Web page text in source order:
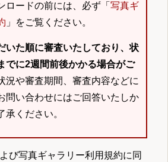
ードの前には、必ず「 写真ギ
」をご覧ください。
いた順に審査いたしており、状
でに2週間前後かかる場合がご
況や審査期間、審査内容などに
問い合わせにはご回答いたしか
承ください。
び写真ギャラリー利用規約に同